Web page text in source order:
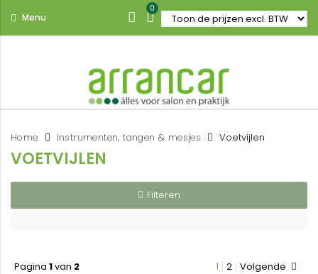
Menu
0
Home Instrumenten, tangen & mesjes Voetvijlen
VOETVIJLEN
Filteren
Pagina 1van 2 1 2 Volgende